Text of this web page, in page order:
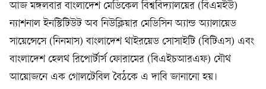
আজ মঙ্গলবার বাংলাদেশ মেডিকেল বিশ্ববিদ্যালয়ের (বিএমইউ)
ন্যাশনাল ইনস্টিটিউট অব নিউক্লিয়ার মেডিসিন অ্যান্ড অ্যালায়েড
সায়েন্সেসে (নিনমাস) বাংলাদেশ থাইরয়েড সোসাইটি (বিটিএস) এবং
বাংলাদেশ হেলথ রিপোর্টার্স ফোরামের (বিএইচআরএফ) যৌথ
আয়োজনে এক গোলটেবিল বৈঠকে এ দাবি জানানো হয়।